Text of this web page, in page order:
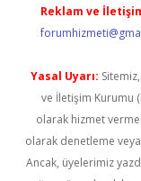
Reklam ve
Yasal Uyarı:
ve İletişim Kurumu
olarak hizmet
olarak denetleme
Ancak, üyelerimiz